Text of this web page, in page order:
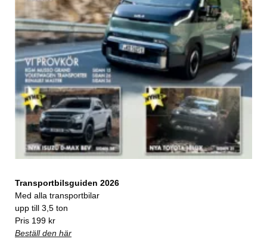
Transportbilsguiden 2026
Med alla transportbilar
upp till 3,5 ton
Pris 199 kr
Beställ den här